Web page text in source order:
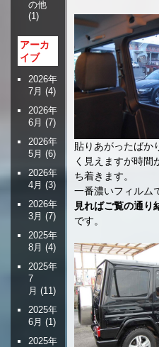
貼りあがったばか
く見えますが時間
ち着きます。
一番濃いフィルム
見ればご覧の通り
です。
の他
(1)
アーカ
イブ
2026年
7月 (4)
2026年
6月 (7)
2026年
5月 (6)
2026年
4月 (3)
2026年
3月 (7)
2025年
8月 (4)
2025年
7
月 (11)
2025年
6月 (1)
2025年